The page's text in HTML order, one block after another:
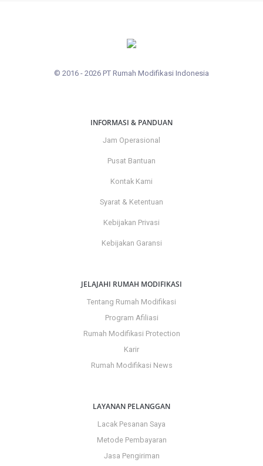
© 2016 - 2026 PT Rumah Modifikasi Indonesia
INFORMASI & PANDUAN
Jam Operasional
Pusat Bantuan
Kontak Kami
Syarat & Ketentuan
Kebijakan Privasi
Kebijakan Garansi
JELAJAHI RUMAH MODIFIKASI
Tentang Rumah Modifikasi
Program Afiliasi
Rumah Modifikasi Protection
Karir
Rumah Modifikasi News
LAYANAN PELANGGAN
Lacak Pesanan Saya
Metode Pembayaran
Jasa Pengiriman